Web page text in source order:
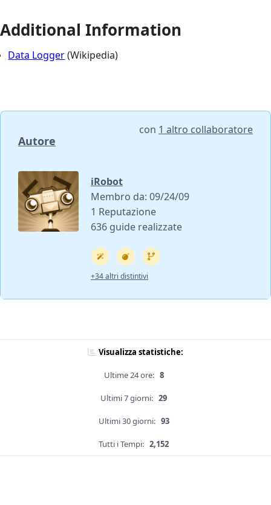
Additional Information
Data Logger(Wikipedia)
Autore
con 1 altro collaboratore
iRobot
Membro da: 09/24/09
1 Reputazione
636 guide realizzate
+34 altri distintivi
Visualizza statistiche:
Ultime 24 ore: 8
Ultimi 7 giorni: 29
Ultimi 30 giorni: 93
Tutti i Tempi: 2,152